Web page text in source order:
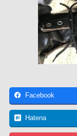
Facebook
Hatena